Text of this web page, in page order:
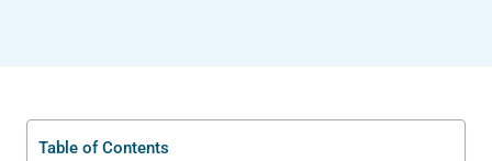
Table of Contents